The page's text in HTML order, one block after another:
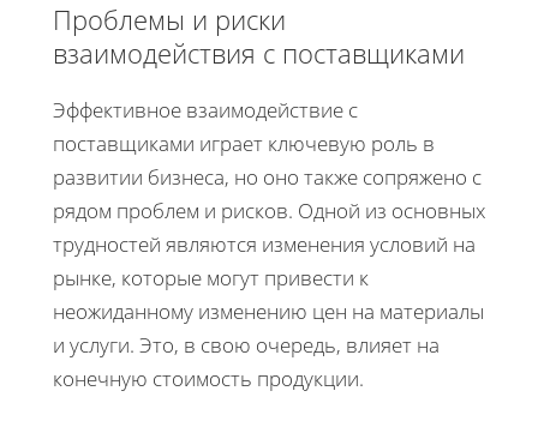
Проблемы и риски
взаимодействия с поставщиками
Эффективное взаимодействие с
поставщиками играет ключевую роль в
развитии бизнеса, но оно также сопряжено с
рядом проблем и рисков. Одной из основных
трудностей являются изменения условий на
рынке, которые могут привести к
неожиданному изменению цен на материалы
и услуги. Это, в свою очередь, влияет на
конечную стоимость продукции.